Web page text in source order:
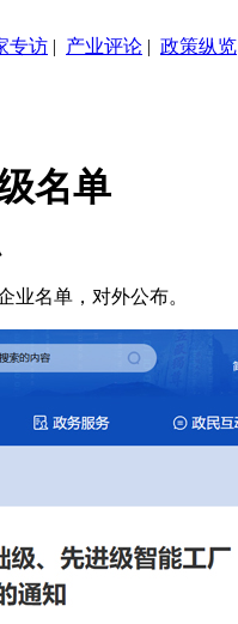
专访 | 产业评论 | 政策纵览
名单
业名单，对外公布。